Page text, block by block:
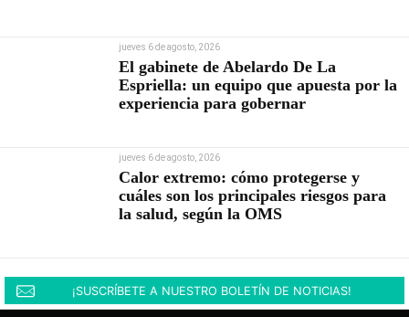
jueves 6 de agosto, 2026
El gabinete de Abelardo De La
Espriella: un equipo que apuesta por la
experiencia para gobernar
jueves 6 de agosto, 2026
Calor extremo: cómo protegerse y
cuáles son los principales riesgos para
la salud, según la OMS
¡SUSCRÍBETE A NUESTRO BOLETÍN DE NOTICIAS!